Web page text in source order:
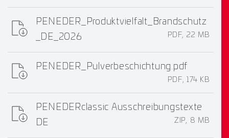
PENEDER_Produktvielfalt_Brandschutz
_DE_2026
PDF, 22 MB
PENEDER_Pulverbeschichtung.pdf
PDF, 174 KB
PENEDERclassic Ausschreibungstexte
DE
ZIP, 8 MB